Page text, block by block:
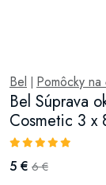
Bel Pomôcky
Bel Súprava
Cosmetic 3 x
5 € 6 €